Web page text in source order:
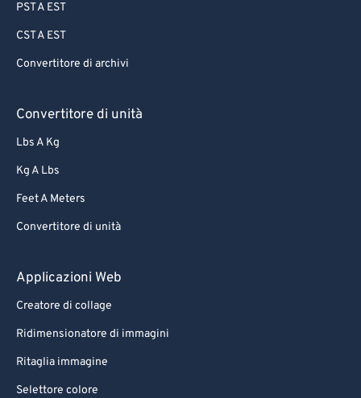
PST A EST
CST A EST
Convertitore di archivi
Convertitore di unità
Lbs A Kg
Kg A Lbs
Feet A Meters
Convertitore di unità
Applicazioni Web
Creatore di collage
Ridimensionatore di immagini
Ritaglia immagine
Selettore colore